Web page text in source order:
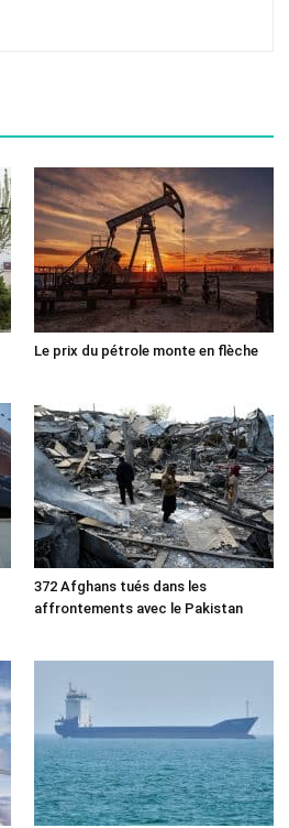
Le prix du pétrole monte en flèche
372 Afghans tués dans les
affrontements avec le Pakistan